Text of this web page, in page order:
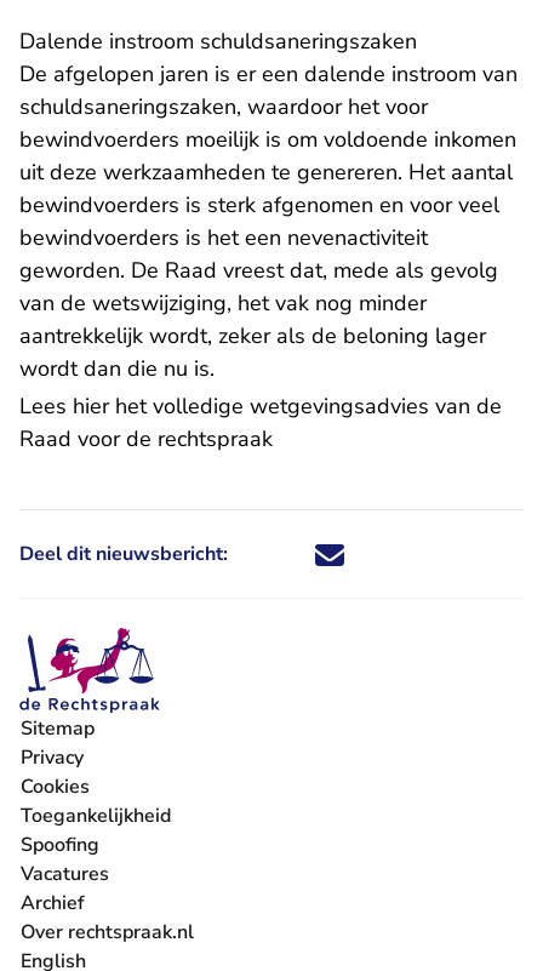
Dalende instroom schuldsaneringszaken
De afgelopen jaren is er een dalende instroom van
schuldsaneringszaken, waardoor het voor
bewindvoerders moeilijk is om voldoende inkomen
uit deze werkzaamheden te genereren. Het aantal
bewindvoerders is sterk afgenomen en voor veel
bewindvoerders is het een nevenactiviteit
geworden. De Raad vreest dat, mede als gevolg
van de wetswijziging, het vak nog minder
aantrekkelijk wordt, zeker als de beloning lager
wordt dan die nu is.
Lees hier hetvolledige wetgevingsadvies van de
Raad voor de rechtspraak
Deel dit nieuwsbericht: Deel dit nieuwsbericht via X -
Deel dit nieuwsbericht via
Deel dit nieuwsbericht
Deel dit
Sitemap
Privacy
Cookies
Toegankelijkheid
Spoofing
Vacatures
- U verlaat Rechtspraak.nl
Archief
Over rechtspraak.nl
English